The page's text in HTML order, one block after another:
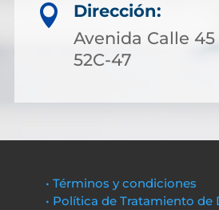

Dirección:
Avenida Calle 45
52C-47
• Términos y condiciones
• Política de Tratamiento de